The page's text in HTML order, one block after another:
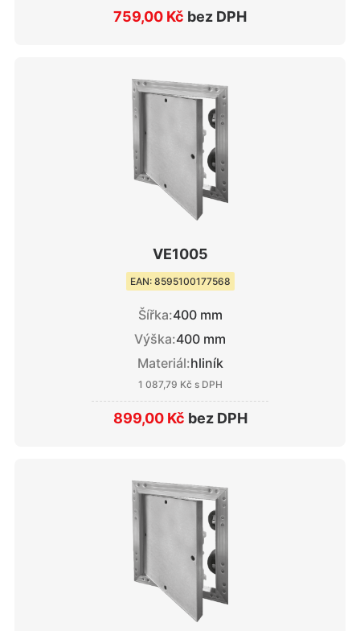
759,00 Kč bez DPH
VE1005
EAN: 8595100177568
Šířka:400 mm
Výška:400 mm
Materiál:hliník
1 087,79 Kč s DPH
899,00 Kč bez DPH